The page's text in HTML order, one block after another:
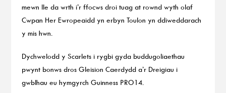
mewn lle da wrth i’r ffocws droi tuag at rownd wyth olaf
Cwpan Her Ewropeaidd yn erbyn Toulon yn ddiweddarach
y mis hwn.
Dychwelodd y Scarlets i rygbi gyda buddugoliaethau
pwynt bonws dros Gleision Caerdydd a’r Dreigiau i
gwblhau eu hymgyrch Guinness PRO14.